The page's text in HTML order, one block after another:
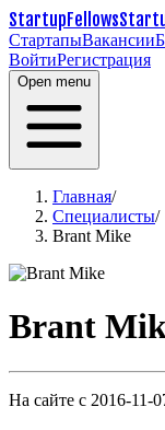
StartupFellows
СтартапыВакансии
ВойтиРегистрация
Open menu
Главная/
Специалисты/
Brant Mike
Brant
На сайте с 2016-11-